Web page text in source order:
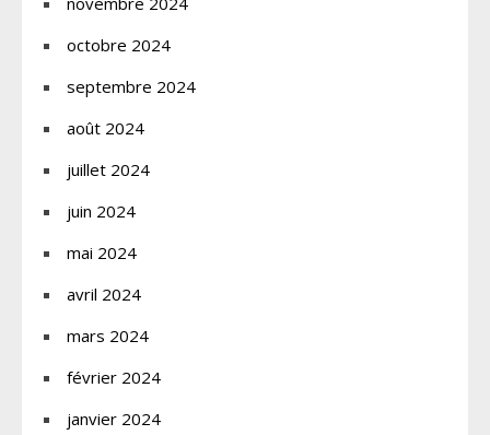
octobre 2024
septembre 2024
août 2024
juillet 2024
juin 2024
mai 2024
avril 2024
mars 2024
février 2024
janvier 2024